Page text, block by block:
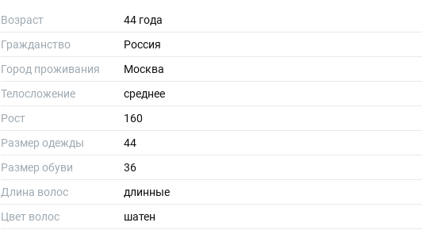
Возраст
44 года
Гражданство
Россия
Город проживания
Москва
Телосложение
среднее
Рост
160
Размер одежды
44
Размер обуви
36
Длина волос
длинные
Цвет волос
шатен